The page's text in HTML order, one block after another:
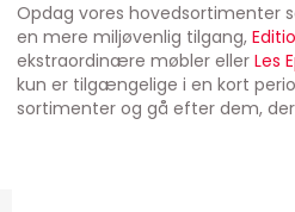
Opdag vores hovedsortimenter
en mere miljøvenlig tilgang,
ekstraordinære møbler eller Les
kun er tilgængelige i en kort
sortimenter og gå efter dem, der